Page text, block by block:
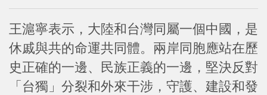
王滬寧表示，大陸和台灣同屬一個中國，是
休戚與共的命運共同體。兩岸同胞應站在歷
史正確的一邊、民族正義的一邊，堅決反對
「台獨」分裂和外來干涉，守護、建設和發